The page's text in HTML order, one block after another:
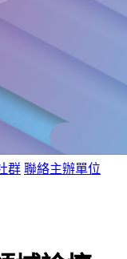
群 聯絡主辦單位